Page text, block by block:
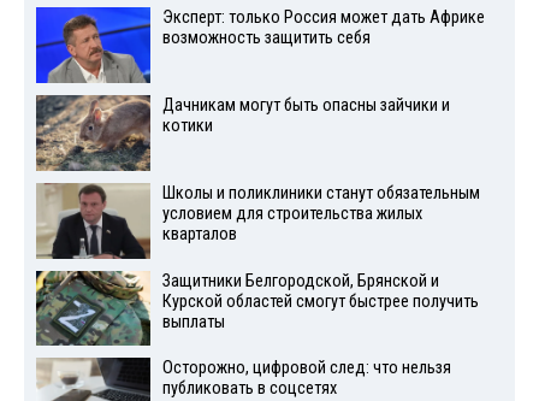
Эксперт: только Россия может дать Африке
возможность защитить себя
Дачникам могут быть опасны зайчики и
котики
Школы и поликлиники станут обязательным
условием для строительства жилых
кварталов
Защитники Белгородской, Брянской и
Курской областей смогут быстрее получить
выплаты
Осторожно, цифровой след: что нельзя
публиковать в соцсетях